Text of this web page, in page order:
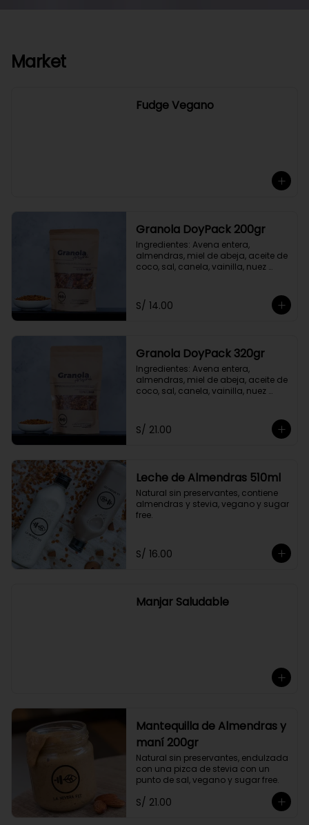
Market
Fudge Vegano
Granola DoyPack 200gr
Ingredientes: Avena entera,
almendras, miel de abeja, aceite de
coco, sal, canela, vainilla, nuez
S/ 14.00
Granola DoyPack 320gr
Ingredientes: Avena entera,
almendras, miel de abeja, aceite de
coco, sal, canela, vainilla, nuez
S/ 21.00
Leche de Almendras 510ml
Natural sin preservantes, contiene
almendras y stevia, vegano y sugar
free.
S/ 16.00
Manjar Saludable
Mantequilla de Almendras y
maní 200gr
Natural sin preservantes, endulzada
con una pizca de stevia con un
punto de sal, vegano y sugar free.
S/ 21.00